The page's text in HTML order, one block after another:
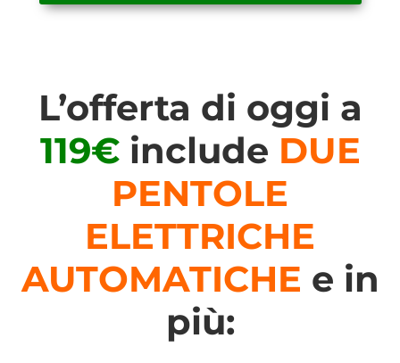
L’offerta di oggi a
119€include DUE
PENTOLE
ELETTRICHE
AUTOMATICHE e in
più: